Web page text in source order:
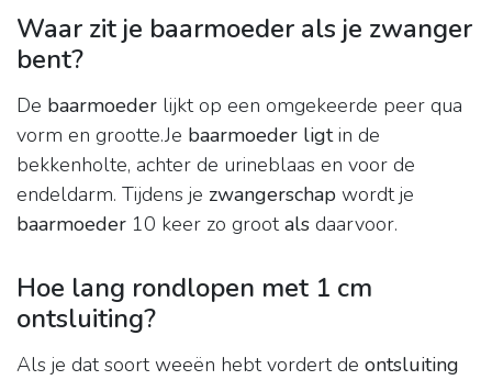
Waar zit je baarmoeder als je zwanger
bent?
De baarmoeder lijkt op een omgekeerde peer qua
vorm en grootte.Je baarmoeder ligtin de
bekkenholte, achter de urineblaas en voor de
endeldarm. Tijdens je zwangerschap wordt je
baarmoeder 10 keer zo grootals daarvoor.
Hoe lang rondlopen met 1 cm
ontsluiting?
Als je dat soort weeën hebt vordert de ontsluiting